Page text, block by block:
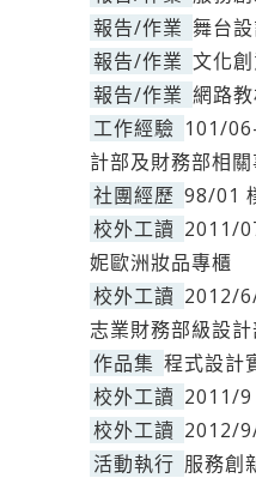
報告/作業 舞台
報告/作業 文化
報告/作業 網路
工作經驗 101/
計部及財務部相
社團經歷 98/01
校外工讀 2011/
妮歐洲妝品專櫃
校外工讀 2012/
志業財務部級設計
作品集 程式設計
校外工讀 2011/9
校外工讀 2012/
活動執行 服務創